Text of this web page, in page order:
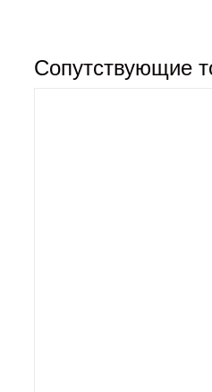
Сопутствующие